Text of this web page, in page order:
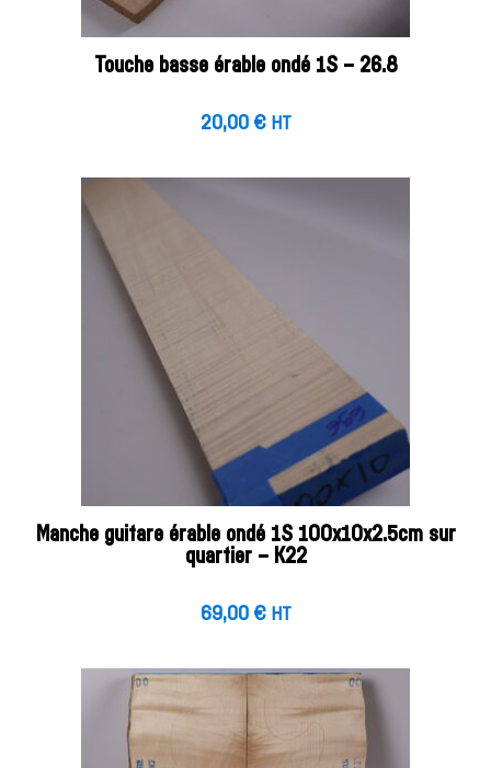
Touche basse érable ondé 1S – 26.8
20,00 € HT
Manche guitare érable ondé 1S 100x10x2.5cm sur
quartier – K22
69,00 € HT